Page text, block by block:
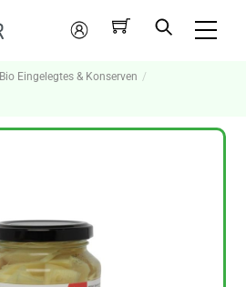
Mein
Konto
Bio Eingelegtes & Konserven